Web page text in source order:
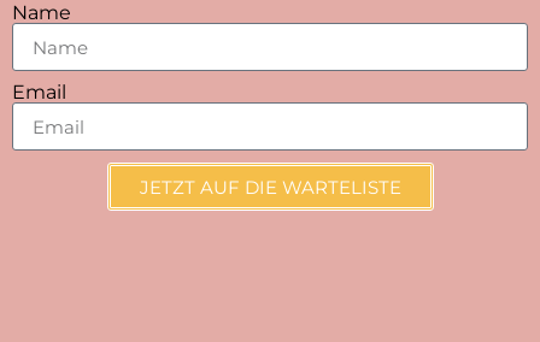
Name
Email
JETZT AUF DIE WARTELISTE